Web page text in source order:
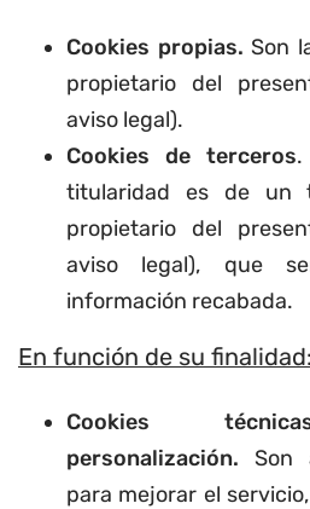
Cookies propias. Son
propietario del
aviso legal).
Cookies de terceros.
titularidad es de un
propietario del
aviso legal), que
información recabada.
En función de su finalidad:
Cookies
personalización. Son
para mejorar el